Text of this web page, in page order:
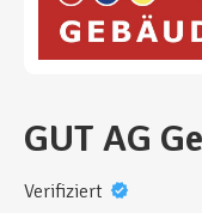
GUT AG
Verifiziert